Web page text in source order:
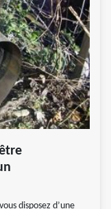
disposez d’une